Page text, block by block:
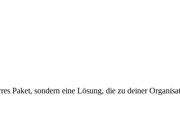
Paket, sondern eine Lösung, die zu deiner